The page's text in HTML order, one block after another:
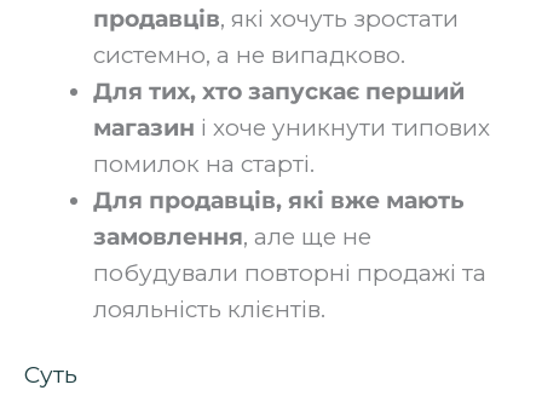
продавців, які хочуть зростати
системно, а не випадково.
Для тих, хто запускає перший
магазин і хоче уникнути типових
помилок на старті.
Для продавців, які вже мають
замовлення, але ще не
побудували повторні продажі та
лояльність клієнтів.
Суть